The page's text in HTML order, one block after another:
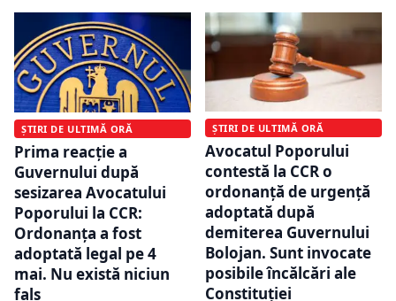
ȘTIRI DE ULTIMĂ ORĂ
Prima reacție a
Guvernului după
sesizarea Avocatului
Poporului la CCR:
Ordonanța a fost
adoptată legal pe 4
mai. Nu există niciun
fals
ȘTIRI DE ULTIMĂ ORĂ
Avocatul Poporului
contestă la CCR o
ordonanță de urgență
adoptată după
demiterea Guvernului
Bolojan. Sunt invocate
posibile încălcări ale
Constituției